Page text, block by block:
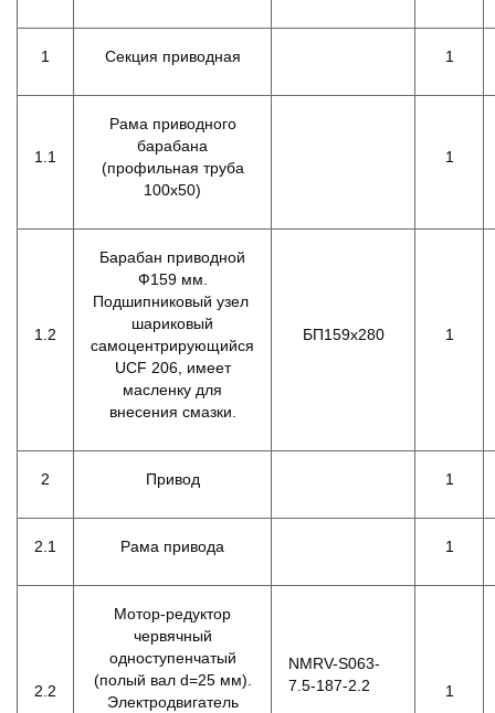
1 Секция приводная 1
1.1
Рама приводного
барабана
(профильная труба
100х50)
1
1.2
Барабан приводной
Ф159 мм.
Подшипниковый узел
шариковый
самоцентрирующийся
UCF 206, имеет
масленку для
внесения смазки.
БП159х280 1
2 Привод 1
2.1 Рама привода 1
2.2
Мотор-редуктор
червячный
одноступенчатый
(полый вал d=25 мм).
Электродвигатель
NMRV-S063-
7.5-187-2.2
1